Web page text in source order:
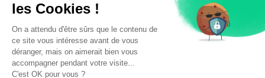
Marchés publics
Appels à projets & avis d'attribution
Mesures de publicité
Concertations et enquêtes publiques
Précautions et sécurité